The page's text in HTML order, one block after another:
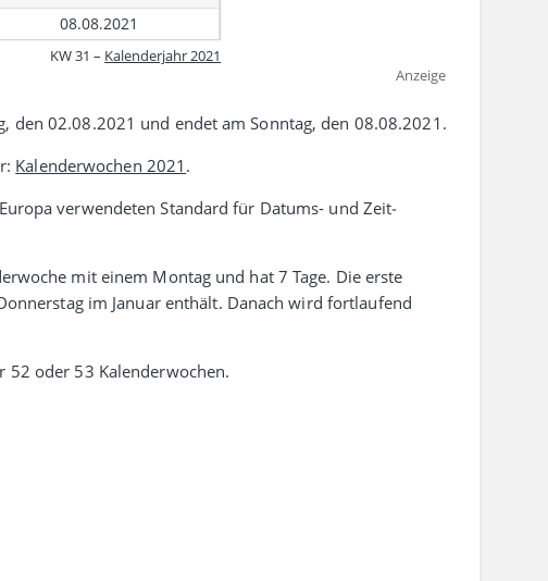
Anzeige
08.08.2021
KW 31 – Kalenderjahr 2021
den 02.08.2021 und endet am Sonntag, den 08.08.2021.
Kalenderwochen 2021 .
verwen­deten Standard für Datums- und Zeit­
mit einem Montag und hat 7 Tage. Die erste
im Januar enthält. Danach wird fort­laufend
52 oder 53 Kalenderwochen.